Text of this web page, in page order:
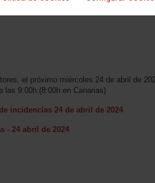
concurso oposición, Orden
el próximo miércoles 24 de abril de
las 9:00h (8:00h en Canarias)
incidencias 24 de abril de 2024
- 24 abril de 2024